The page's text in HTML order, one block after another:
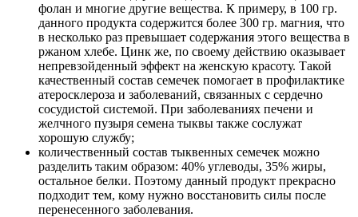
фолан и многие другие вещества. К примеру, в 100 гр.
данного продукта содержится более 300 гр. магния, что
в несколько раз превышает содержания этого вещества в
ржаном хлебе. Цинк же, по своему действию оказывает
непревзойденный эффект на женскую красоту. Такой
качественный состав семечек помогает в профилактике
атеросклероза и заболеваний, связанных с сердечно
сосудистой системой. При заболеваниях печени и
желчного пузыря семена тыквы также сослужат
хорошую службу;
количественный состав тыквенных семечек можно
разделить таким образом: 40% углеводы, 35% жиры,
остальное белки. Поэтому данный продукт прекрасно
подходит тем, кому нужно восстановить силы после
перенесенного заболевания.